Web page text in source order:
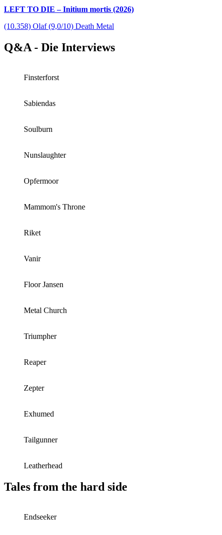
LEFT TO DIE – Initium mortis (2026)
(10.358) Olaf (9,0/10) Death Metal
Q&A - Die Interviews
Finsterforst
Sabiendas
Soulburn
Nunslaughter
Opfermoor
Mammom's Throne
Riket
Vanir
Floor Jansen
Metal Church
Triumpher
Reaper
Zepter
Exhumed
Tailgunner
Leatherhead
Tales from the hard side
Endseeker